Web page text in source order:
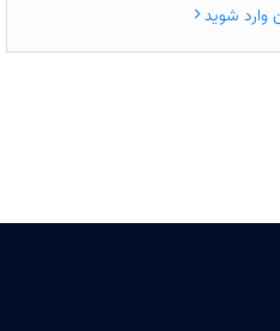
وارد شوید